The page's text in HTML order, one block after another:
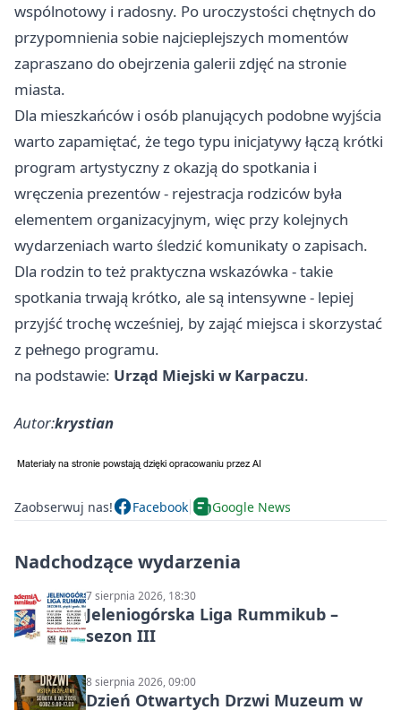
wspólnotowy i radosny. Po uroczystości chętnych do
przypomnienia sobie najcieplejszych momentów
zapraszano do obejrzenia galerii zdjęć na stronie
miasta.
Dla mieszkańców i osób planujących podobne wyjścia
warto zapamiętać, że tego typu inicjatywy łączą krótki
program artystyczny z okazją do spotkania i
wręczenia prezentów - rejestracja rodziców była
elementem organizacyjnym, więc przy kolejnych
wydarzeniach warto śledzić komunikaty o zapisach.
Dla rodzin to też praktyczna wskazówka - takie
spotkania trwają krótko, ale są intensywne - lepiej
przyjść trochę wcześniej, by zająć miejsca i skorzystać
z pełnego programu.
na podstawie: Urząd Miejski w Karpaczu.
Autor:krystian
Zaobserwuj nas! Facebook Google News
Nadchodzące wydarzenia
7 sierpnia 2026, 18:30
Jeleniogórska Liga Rummikub –
sezon III
8 sierpnia 2026, 09:00
Dzień Otwartych Drzwi Muzeum w